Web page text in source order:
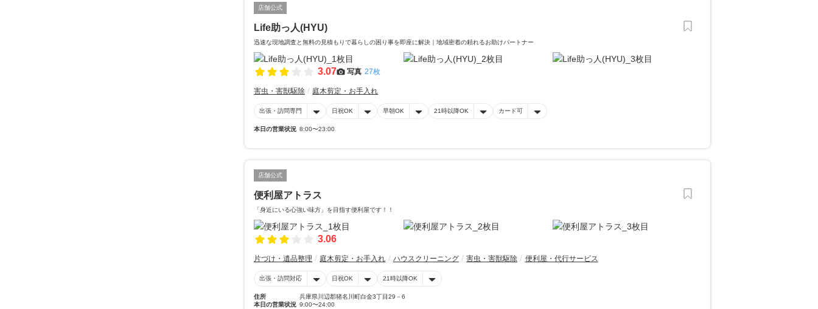
店舗公式
Life助っ人(HYU)
迅速な現地調査と無料の見積もりで暮らしの困り事を即座に解決｜地域密着の頼れるお助けパートナー
3.07 写真 27枚
害虫・害獣駆除 庭木剪定・お手入れ
出張・訪問専門 日祝OK 早朝OK 21時以降OK カード可
本日の営業状況 8:00〜23:00
店舗公式
便利屋アトラス
「身近にいる心強い味方」を目指す便利屋です！！
3.06
片づけ・遺品整理 庭木剪定・お手入れ ハウスクリーニング 害虫・害獣駆除 便利屋・代行サービス
出張・訪問対応 日祝OK 21時以降OK
住所
兵庫県川辺郡猪名川町白金3丁目29－6
本日の営業状況 9:00〜24:00